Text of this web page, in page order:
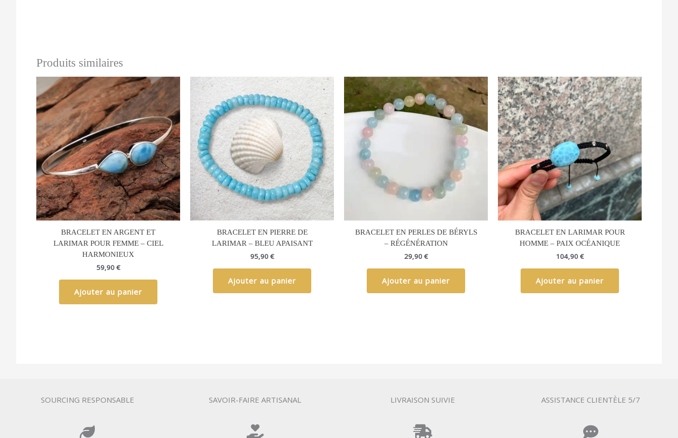
Produits similaires
BRACELET EN ARGENT ET
LARIMAR POUR FEMME – CIEL
HARMONIEUX
59,90€
Ajouter au panier
BRACELET EN PIERRE DE
LARIMAR – BLEU APAISANT
95,90€
Ajouter au panier
BRACELET EN PERLES DE BÉRYLS
– RÉGÉNÉRATION
29,90€
Ajouter au panier
BRACELET EN LARIMAR POUR
HOMME – PAIX OCÉANIQUE
104,90€
Ajouter au panier
SOURCING RESPONSABLE SAVOIR-FAIRE ARTISANAL LIVRAISON SUIVIE ASSISTANCE CLIENTÈLE 5/7